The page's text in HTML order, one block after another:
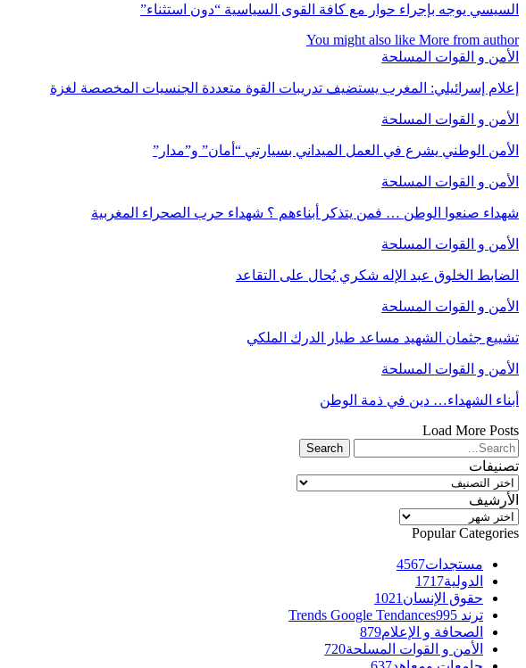
السيسي يوجه بإجراء حوار مع كافة القوى السياسية “دون استثناء”
You might also like More from author
الأمن و القوات المسلحة
إعلام إسرائيلي: المغرب يستضيف تدريبات القوة متعددة الجنسيات المخصصة لغزة
الأمن و القوات المسلحة
الأمن الوطني يشرع في العمل الميداني بسيارتي “أمان” و”مدار”
الأمن و القوات المسلحة
شهداء صنعوا الوطن … فمن يتذكر أبناءهم ؟ شهداء حرب الصحراء المغربية
الأمن و القوات المسلحة
الضابط الخلوق عبد الإله شكري يُحال على التقاعد
الأمن و القوات المسلحة
تشييع جثمان الشهيد مساعد طيار الدرك الملكي
الأمن و القوات المسلحة
أبناء الشهداء… دين في ذمة الوطن
Load More Posts
تصنيفات
تصنيفات
الأرشيف
الأرشيف
Popular Categories
مستجدات4567
الدولية1717
حقوق الإنسان 1021
ترند Trends Google Tendances 995
الصحافة و الإعلام879
الأمن و القوات المسلحة720